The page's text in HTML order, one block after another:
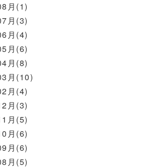
月(1)
月(3)
月(4)
月(6)
月(8)
月(10)
月(4)
月(3)
月(5)
月(6)
月(6)
月(5)